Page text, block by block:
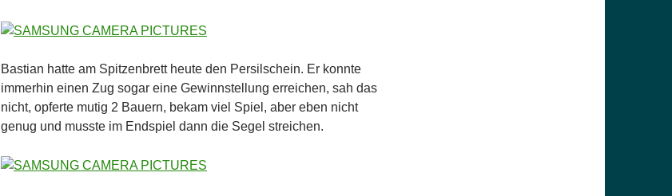
Bastian hatte am Spitzenbrett heute den Persilschein. Er konnte
immerhin einen Zug sogar eine Gewinnstellung erreichen, sah das
nicht, opferte mutig 2 Bauern, bekam viel Spiel, aber eben nicht
genug und musste im Endspiel dann die Segel streichen.